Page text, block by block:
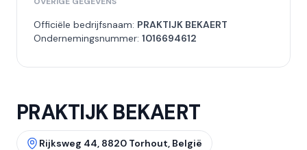
Officiële bedrijfsnaam: PRAKTIJK BEKAERT
Ondernemingsnummer: 1016694612
PRAKTIJK BEKAERT
Rijksweg 44, 8820 Torhout, België